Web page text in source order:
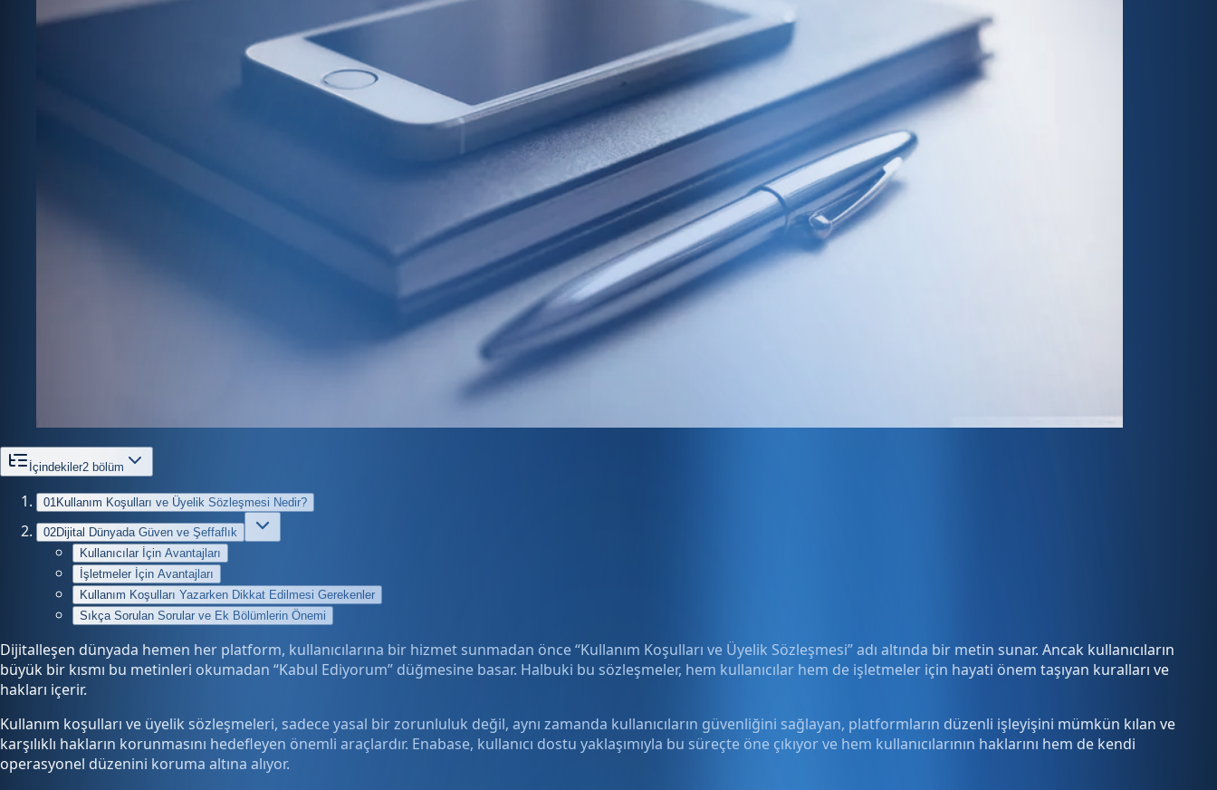
İçindekiler2 bölüm
01 Kullanım Koşulları ve Üyelik Sözleşmesi Nedir?
02Dijital Dünyada Güven ve Şeffaflık
Kullanıcılar İçin Avantajları
İşletmeler İçin Avantajları
Kullanım Koşulları Yazarken Dikkat Edilmesi Gerekenler
Sıkça Sorulan Sorular ve Ek Bölümlerin Önemi
Dijitalleşen dünyada hemen her platform, kullanıcılarına bir hizmet sunmadan önce “Kullanım Koşulları ve Üyelik Sözleşmesi” adı altında bir metin sunar. Ancak kullanıcıların
büyük bir kısmı bu metinleri okumadan “Kabul Ediyorum” düğmesine basar. Halbuki bu sözleşmeler, hem kullanıcılar hem de işletmeler için hayati önem taşıyan kuralları ve
hakları içerir.
Kullanım koşulları ve üyelik sözleşmeleri, sadece yasal bir zorunluluk değil, aynı zamanda kullanıcıların güvenliğini sağlayan, platformların düzenli işleyişini mümkün kılan ve
karşılıklı hakların korunmasını hedefleyen önemli araçlardır. Enabase, kullanıcı dostu yaklaşımıyla bu süreçte öne çıkıyor ve hem kullanıcılarının haklarını hem de kendi
operasyonel düzenini koruma altına alıyor.